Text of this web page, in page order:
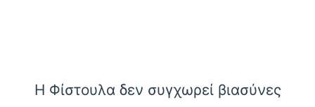
Η Φίστουλα δεν συγχωρεί βιασύνες